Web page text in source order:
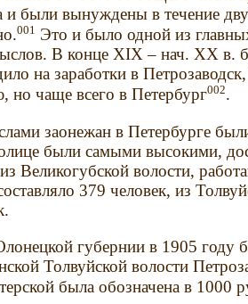
и были вынуждены в течение
001 Это и было одной из
В конце XIX – нач. XX в.
на заработки в
чаще всего в Петербург002.
заонежан в Петербурге
были самыми высокими,
Великогубской волости,
379 человек, из
губернии в 1905 году
Толвуйской волости
была обозначена в 1000